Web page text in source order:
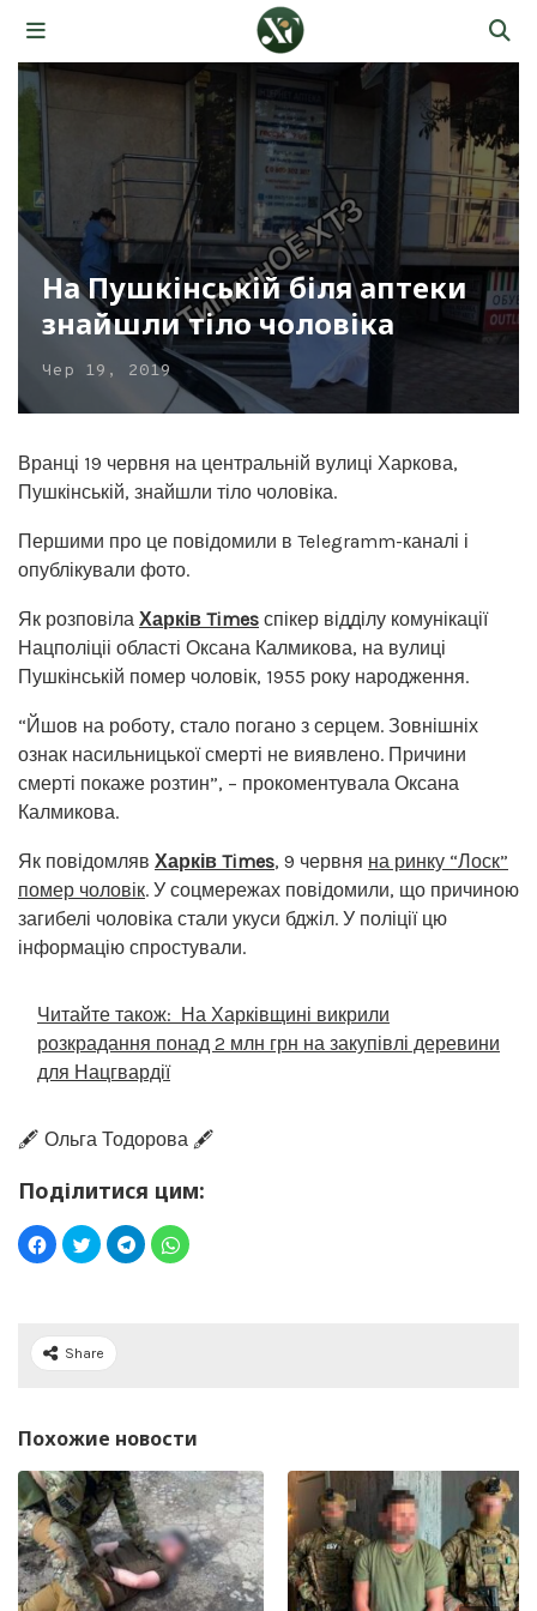
На Пушкінській біля аптеки
знайшли тіло чоловіка
Чер 19, 2019
Вранці 19 червня на центральній вулиці Харкова,
Пушкінській, знайшли тіло чоловіка.
Першими про це повідомили в Telegramm-каналі і
опублікували фото.
Як розповіла Харків Times спікер відділу комунікації
Нацполіціі області Оксана Калмикова, на вулиці
Пушкінській помер чоловік, 1955 року народження.
“Йшов на роботу, стало погано з серцем. Зовнішніх
ознак насильницької смерті не виявлено. Причини
смерті покаже розтин”, – прокоментувала Оксана
Калмикова.
Як повідомляв Харків Times, 9 червня на ринку “Лоск”
помер чоловік. У соцмережах повідомили, що причиною
загибелі чоловіка стали укуси бджіл. У поліції цю
інформацію спростували.
Читайте також: На Харківщині викрили
розкрадання понад 2 млн грн на закупівлі деревини
для Нацгвардії
🖋️ Ольга Тодорова 🖋️
Поділитися цим:
Share
Похожие новости